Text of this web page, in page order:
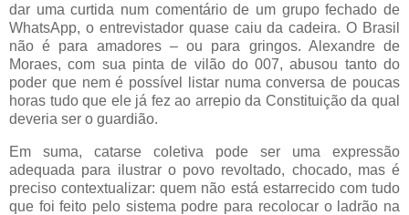
dar uma curtida num comentário de um grupo fechado de
WhatsApp, o entrevistador quase caiu da cadeira. O Brasil
não é para amadores – ou para gringos. Alexandre de
Moraes, com sua pinta de vilão do 007, abusou tanto do
poder que nem é possível listar numa conversa de poucas
horas tudo que ele já fez ao arrepio da Constituição da qual
deveria ser o guardião.
Em suma, catarse coletiva pode ser uma expressão
adequada para ilustrar o povo revoltado, chocado, mas é
preciso contextualizar: quem não está estarrecido com tudo
que foi feito pelo sistema podre para recolocar o ladrão na